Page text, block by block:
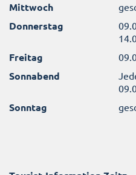
Mittwoch
Donnerstag
Freitag
Sonnabend
Sonntag